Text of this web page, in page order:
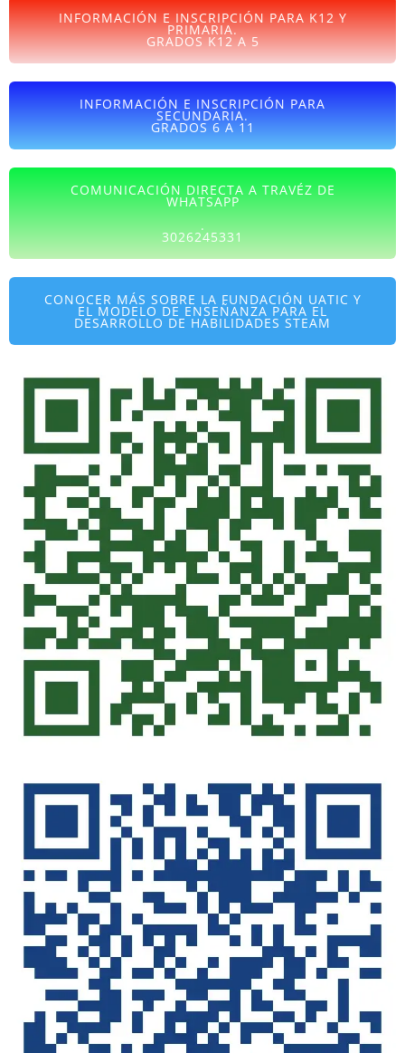
INFORMACIÓN E INSCRIPCIÓN PARA K12 Y
PRIMARIA.
GRADOS K12 A 5
INFORMACIÓN E INSCRIPCIÓN PARA
SECUNDARIA.
GRADOS 6 A 11
COMUNICACIÓN DIRECTA A TRAVÉZ DE
WHATSAPP
.
3026245331
CONOCER MÁS SOBRE LA FUNDACIÓN UATIC Y
EL MODELO DE ENSEÑANZA PARA EL
DESARROLLO DE HABILIDADES STEAM